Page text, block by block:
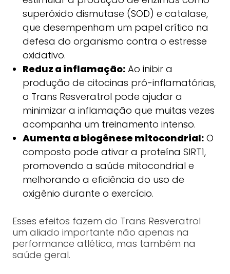
superóxido dismutase (SOD) e catalase,
que desempenham um papel crítico na
defesa do organismo contra o estresse
oxidativo.
Reduz a inflamação:Ao inibir a
produção de citocinas pró-inflamatórias,
o Trans Resveratrol pode ajudar a
minimizar a inflamação que muitas vezes
acompanha um treinamento intenso.
Aumenta a biogênese mitocondrial:O
composto pode ativar a proteína SIRT1,
promovendo a saúde mitocondrial e
melhorando a eficiência do uso de
oxigênio durante o exercício.
Esses efeitos fazem do Trans Resveratrol
um aliado importante não apenas na
performance atlética, mas também na
saúde geral.